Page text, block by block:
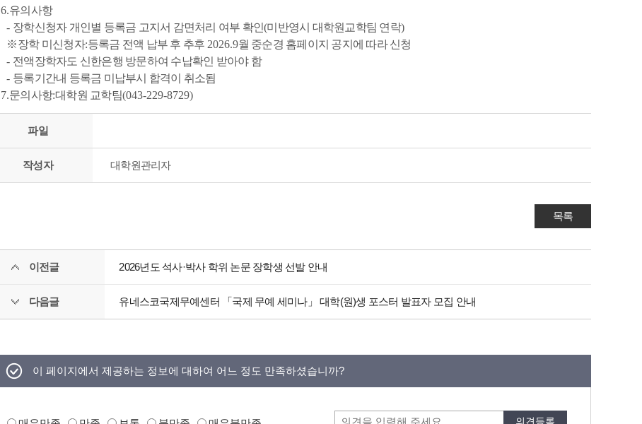
6.유의사항
- 장학신청자 개인별 등록금 고지서 감면처리 여부 확인(미반영시 대학원교학팀 연락)
※장학 미신청자:등록금 전액 납부 후 추후 2026.9월 중순경 홈페이지 공지에 따라 신청
- 전액장학자도 신한은행 방문하여 수납확인 받아야 함
- 등록기간내 등록금 미납부시 합격이 취소됨
7.문의사항:대학원 교학팀(043-229-8729)
파일
작성자 대학원관리자
목록
이전글 2026년도 석사·박사 학위 논문 장학생 선발 안내
다음글 유네스코국제무예센터 「국제 무예 세미나」 대학(원)생 포스터 발표자 모집 안내
이 페이지에서 제공하는 정보에 대하여 어느 정도 만족하셨습니까?